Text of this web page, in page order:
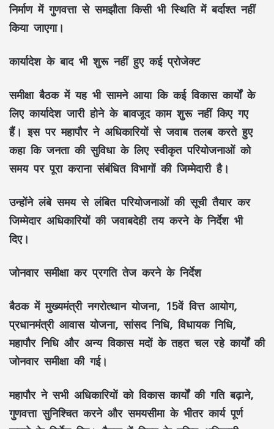
निर्माण में गुणवत्ता से समझौता किसी भी स्थिति में बर्दाश्त नहीं
किया जाएगा।
कार्यादेश के बाद भी शुरू नहीं हुए कई प्रोजेक्ट
समीक्षा बैठक में यह भी सामने आया कि कई विकास कार्यों के
लिए कार्यादेश जारी होने के बावजूद काम शुरू नहीं किए गए
हैं। इस पर महापौर ने अधिकारियों से जवाब तलब करते हुए
कहा कि जनता की सुविधा के लिए स्वीकृत परियोजनाओं को
समय पर पूरा कराना संबंधित विभागों की जिम्मेदारी है।
उन्होंने लंबे समय से लंबित परियोजनाओं की सूची तैयार कर
जिम्मेदार अधिकारियों की जवाबदेही तय करने के निर्देश भी
दिए।
जोनवार समीक्षा कर प्रगति तेज करने के निर्देश
बैठक में मुख्यमंत्री नगरोत्थान योजना, 15वें वित्त आयोग,
प्रधानमंत्री आवास योजना, सांसद निधि, विधायक निधि,
महापौर निधि और अन्य विकास मदों के तहत चल रहे कार्यों की
जोनवार समीक्षा की गई।
महापौर ने सभी अधिकारियों को विकास कार्यों की गति बढ़ाने,
गुणवत्ता सुनिश्चित करने और समयसीमा के भीतर कार्य पूर्ण